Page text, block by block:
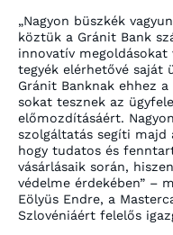
„Nagyon büszkék
köztük a Gránit Bank
innovatív
tegyék elérhetővé saját
Gránit Banknak ehhez
sokat tesznek az
előmozdításáért.
szolgáltatás segíti majd
hogy tudatos és
vásárlásaik során,
védelme érdekében” –
Eölyüs Endre, a
Szlovéniáért felelős